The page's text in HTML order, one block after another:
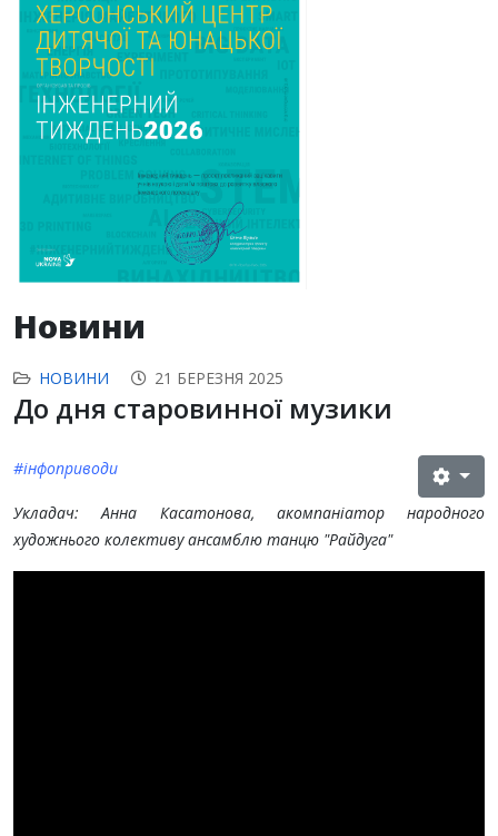
Новини
НОВИНИ 21 БЕРЕЗНЯ 2025
До дня старовинної музики
#інфоприводи
Укладач: Анна Касатонова, акомпаніатор народного
художнього колективу ансамблю танцю "Райдуга"